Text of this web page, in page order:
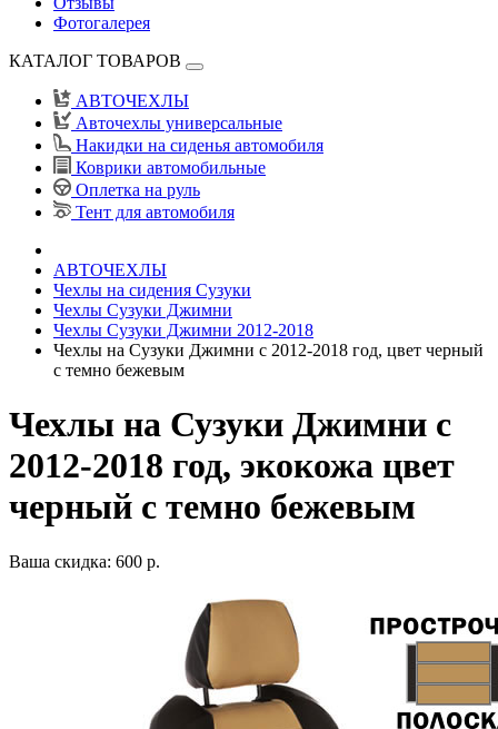
Фотогалерея
КАТАЛОГ ТОВАРОВ
АВТОЧЕХЛЫ
Авточехлы универсальные
Накидки на сиденья автомобиля
Коврики автомобильные
Оплетка на руль
Тент для автомобиля
АВТОЧЕХЛЫ
Чехлы на сидения Сузуки
Чехлы Сузуки Джимни
Чехлы Сузуки Джимни 2012-2018
Чехлы на Сузуки Джимни с 2012-2018 год, цвет черный
с темно бежевым
Чехлы на Сузуки Джимни с
2012-2018 год, экокожа цвет
черный с темно бежевым
Ваша скидка: 600 р.